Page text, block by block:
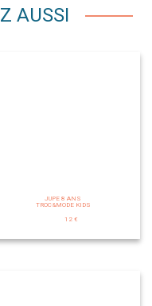
AUSSI
JUPE 8 ANS
TROC&MODE KIDS
12 €